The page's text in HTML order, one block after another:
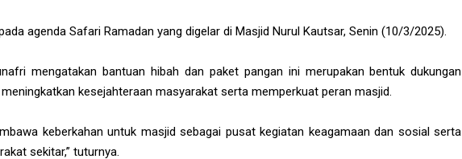
agenda Safari Ramadan yang digelar di Masjid Nurul Kautsar, Senin (10/3/2025).
mengatakan bantuan hibah dan paket pangan ini merupakan bentuk dukungan
kesejahteraan masyarakat serta memperkuat peran masjid.
keberkahan untuk masjid sebagai pusat kegiatan keagamaan dan sosial serta
sekitar,” tuturnya.